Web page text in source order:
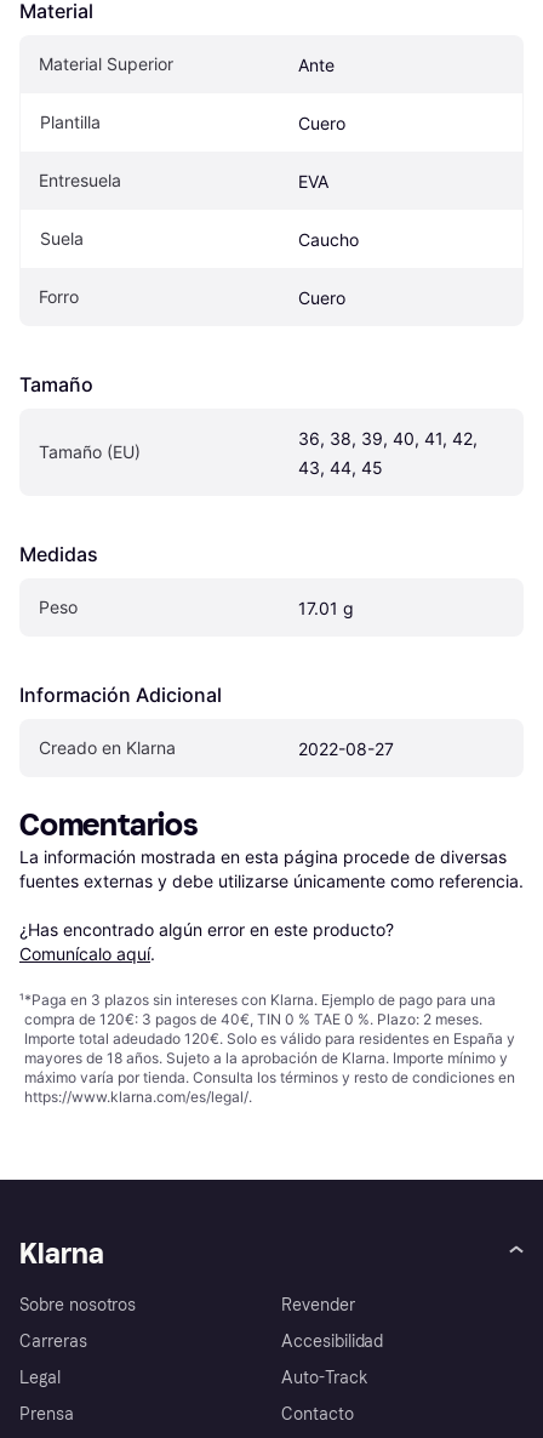
Material
Material Superior Ante
Plantilla Cuero
Entresuela EVA
Suela Caucho
Forro Cuero
Tamaño
Tamaño (EU)
36, 38, 39, 40, 41, 42,
43, 44, 45
Medidas
Peso 17.01 g
Información Adicional
Creado en Klarna 2022-08-27
Comentarios
La información mostrada en esta página procede de diversas
fuentes externas y debe utilizarse únicamente como referencia.
¿Has encontrado algún error en este producto?
Comunícalo aquí.
¹*Paga en 3 plazos sin intereses con Klarna. Ejemplo de pago para una
compra de 120€: 3 pagos de 40€, TIN 0 % TAE 0 %. Plazo: 2 meses.
Importe total adeudado 120€. Solo es válido para residentes en España y
mayores de 18 años. Sujeto a la aprobación de Klarna. Importe mínimo y
máximo varía por tienda. Consulta los términos y resto de condiciones en
https://www.klarna.com/es/legal/.
Klarna
Sobre nosotros
Carreras
Legal
Prensa
Revender
Accesibilidad
Auto-Track
Contacto